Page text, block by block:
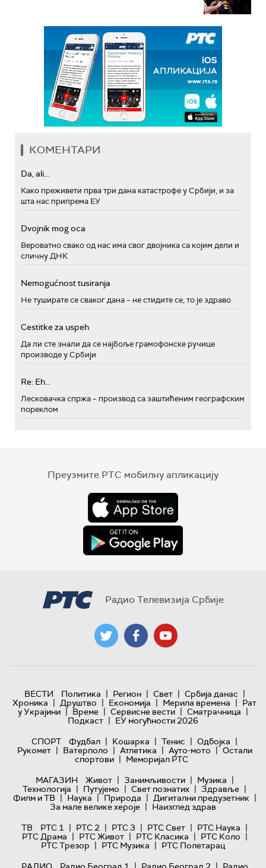
КОМЕНТАРИ
Da, ali...
Како преживети прва три дана катастрофе у Србији, и за
шта нас припрема ЕУ
Dvojnik mog oca
Вероватно свако од нас има свог двојника са којим дели и
сличну ДНК
Nemogućnost tusiranja
Не туширате се сваког дана – не стидите се, то је здраво
Cestitke za uspeh
Да ли сте знали да се најбоље грамофонске ручице
производе у Србији
Re: Eh...
Лесковачка спржа – производ са заштићеним географским
пореклом
Преузмите РТС мобилну апликацију
Радио Телевизија Србије
ВЕСТИ Политика | Регион | Свет | Србија данас |
Хроника | Друштво | Економија | Мерила времена | Рат
у Украјини | Време | Сервисне вести | Сматрачница |
Подкаст | ЕУ могућности 2026
СПОРТ
Фудбал | Кошарка | Тенис | Одбојка |
Рукомет | Ватерполо | Атлетика | Ауто-мото | Остали
спортови | Меморијал РТС
МАГАЗИН
Живот | Занимљивости | Музика |
Технологијa | Путујемо | Свет познатих | Здравље |
Филм и ТВ | Наука | Природа | Дигитални предузетник |
За мале велике хероје | Наизглед здрав
ТВ
РТС 1 | РТС 2 | РТС 3 | РТС Свет | РТС Наука |
РТС Драма | РТС Живот | РТС Класика | РТС Коло |
РТС Трезор | РТС Музика | РТС Полетарац